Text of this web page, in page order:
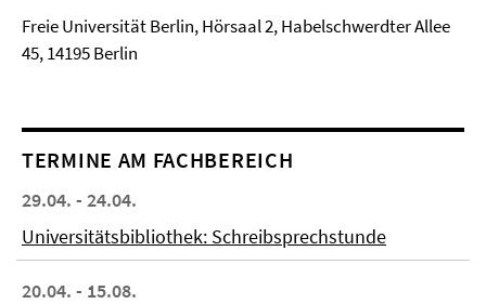
Freie Universität Berlin, Hörsaal 2, Habelschwerdter Allee
45, 14195 Berlin
TERMINE AM FACHBEREICH
29.04. - 24.04.
Universitätsbibliothek: Schreibsprechstunde
20.04. - 15.08.